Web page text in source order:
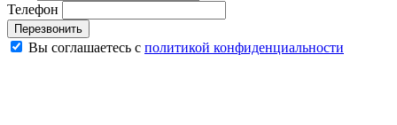
Телефон
Перезвонить
Вы соглашаетесь с политикой конфиденциальности